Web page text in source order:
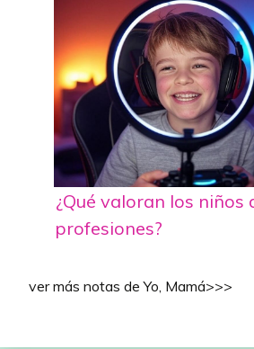
¿Qué valoran los niños
profesiones?
ver más notas de Yo, Mamá>>>